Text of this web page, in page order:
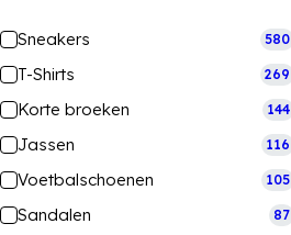
Sneakers 580
T-Shirts 269
Korte broeken 144
Jassen 116
Voetbalschoenen 105
Sandalen 87